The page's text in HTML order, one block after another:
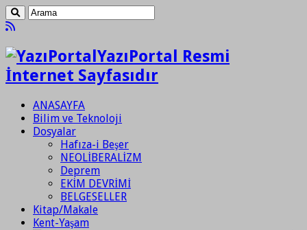
YazıPortal Resmi
İnternet Sayfasıdır
ANASAYFA
Bilim ve Teknoloji
Dosyalar
Hafıza-i Beşer
NEOLİBERALİZM
Deprem
EKİM DEVRİMİ
BELGESELLER
Kitap/Makale
Kent-Yaşam